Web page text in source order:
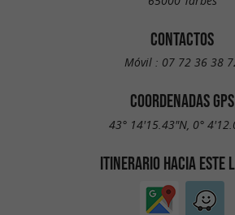
CONTACTOS
Móvil : 07 72 36 38
COORDENADAS GPS
43° 14'15.43"N, 0°
ITINERARIO HACIA ESTE